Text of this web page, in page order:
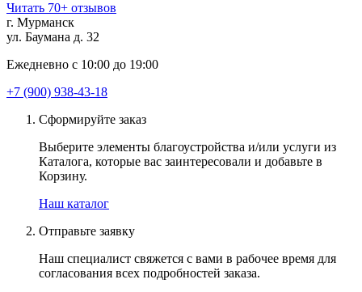
Читать 70+ отзывов
г. Мурманск
ул. Баумана д. 32
Ежедневно с 10:00 до 19:00
+7 (900) 938-43-18
Сформируйте заказ
Выберите элементы благоустройства и/или услуги из
Каталога, которые вас заинтересовали и добавьте в
Корзину.
Наш каталог
Отправьте заявку
Наш специалист свяжется с вами в рабочее время для
согласования всех подробностей заказа.